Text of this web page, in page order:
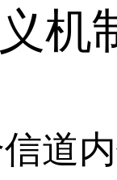
机
道